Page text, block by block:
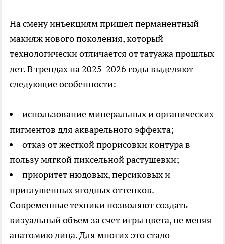
На смену инъекциям пришел перманентный
макияж нового поколения, который
технологически отличается от татуажа прошлых
лет. В трендах на 2025-2026 годы выделяют
следующие особенности:
использование минеральных и органических
пигментов для акварельного эффекта;
отказ от жесткой прорисовки контура в
пользу мягкой пиксельной растушевки;
приоритет нюдовых, персиковых и
приглушенных ягодных оттенков.
Современные техники позволяют создать
визуальный объем за счет игры цвета, не меняя
анатомию лица. Для многих это стало